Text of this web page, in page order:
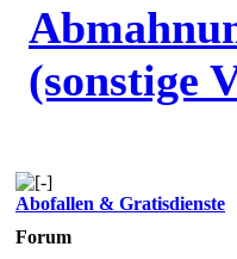
(sonstige
Abofallen & Gratisdienste
Forum